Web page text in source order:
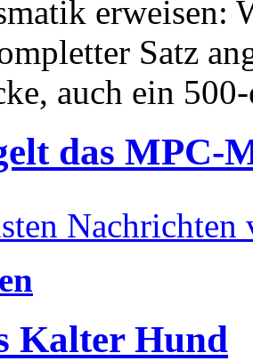
erweisen:
Satz
auch ein
das MPC-
Nachrichten
Kalter Hund